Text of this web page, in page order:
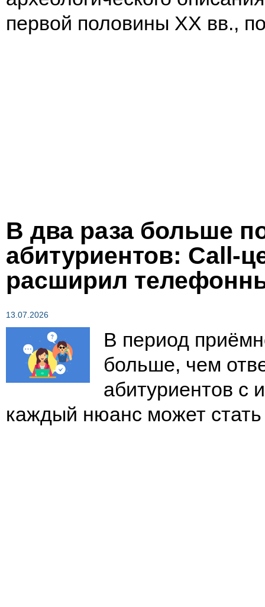
первой половины XX вв.,
В два раза больше
абитуриентов: Call-
расширил
13.07.2026
В период
больше, чем
абитуриентов с
каждый нюанс может